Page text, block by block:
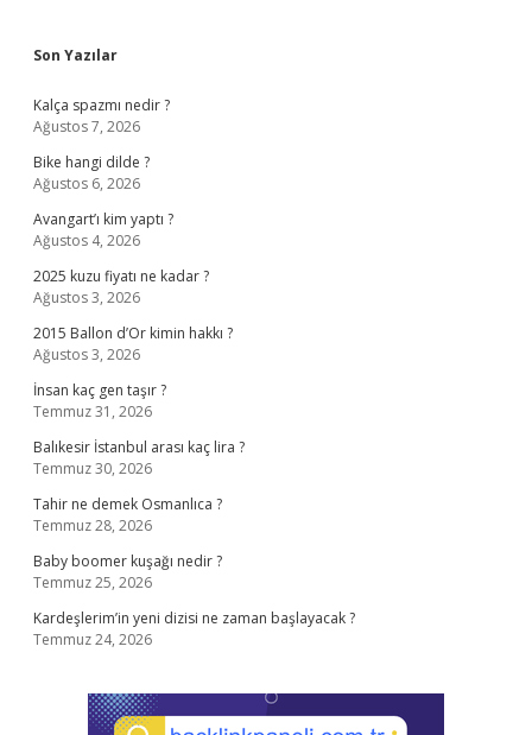
Sidebar
Son Yazılar
Kalça spazmı nedir ?
Ağustos 7, 2026
Bike hangi dilde ?
Ağustos 6, 2026
Avangart’ı kim yaptı ?
Ağustos 4, 2026
2025 kuzu fiyatı ne kadar ?
Ağustos 3, 2026
2015 Ballon d’Or kimin hakkı ?
Ağustos 3, 2026
İnsan kaç gen taşır ?
Temmuz 31, 2026
Balıkesir İstanbul arası kaç lira ?
Temmuz 30, 2026
Tahir ne demek Osmanlıca ?
Temmuz 28, 2026
Baby boomer kuşağı nedir ?
Temmuz 25, 2026
Kardeşlerim’in yeni dizisi ne zaman başlayacak ?
Temmuz 24, 2026